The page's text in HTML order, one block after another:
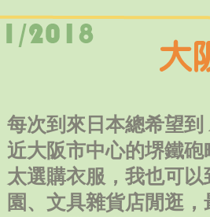
每次到來日本總希望
近大阪市中心的堺鐵
太選購衣服，我也可
園、文具雜貨店閒逛